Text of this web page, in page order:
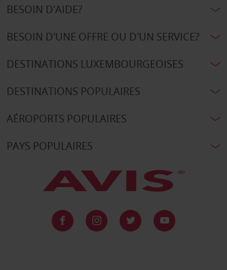
BESOIN D'AIDE?
BESOIN D'UNE OFFRE OU D'UN SERVICE?
DESTINATIONS LUXEMBOURGEOISES
DESTINATIONS POPULAIRES
AÉROPORTS POPULAIRES
PAYS POPULAIRES